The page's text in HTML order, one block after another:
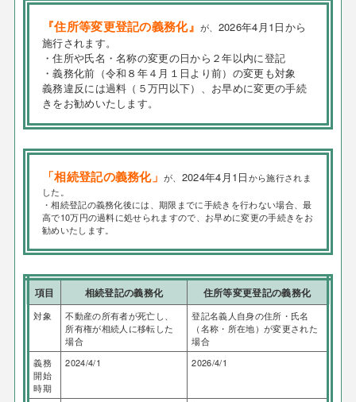
『住所等変更登記の義務化』が、 2026年4月1日から
施行されます。
・住所や氏名・名称の変更の日から２年以内に登記
・義務化前（令和８年４月１日より前）の変更も対象
義務違反には過料（５万円以下）、お早めに変更の手続
きをお勧めいたします。
「相続登記の義務化」が、 2024年4月1日から施行されま
した。
・相続登記の義務化後には、期限までに手続きを行わない場合、最
高で10万円の過料に処せられますので、お早めに変更の手続きをお
勧めいたします。
項目 相続登記の義務化 住所等変更登記の義務化
対象
不動産の所有者が死亡し、
所有権が相続人に移転した
場合
登記名義人自身の住所・氏名
（名称・所在地）が変更された
場合
義務
開始
時期
2024/4/1 2026/4/1